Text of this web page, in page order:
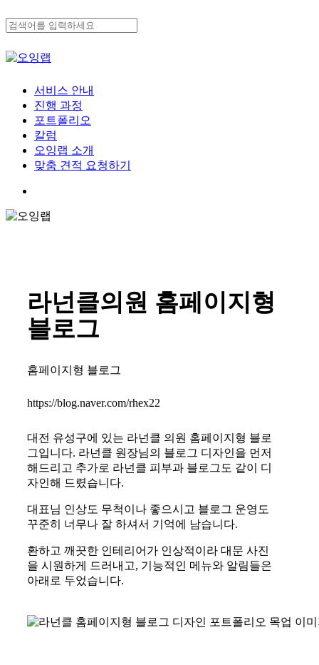
Skip
to
main
content
Close
search
Menu
서비스 안내
진행 과정
포트폴리오
칼럼
오잉랩 소개
맞춤 견적 요청하기
라넌클의원 홈페이지형
블로그
홈페이지형 블로그
https://blog.naver.com/rhex22
대전 유성구에 있는 라넌클 의원 홈페이지형 블로
그입니다. 라넌클 원장님의 블로그 디자인을 먼저
해드리고 추가로 라넌클 피부과 블로그도 같이 디
자인해 드렸습니다.
대표님 인상도 무척이나 좋으시고 블로그 운영도
꾸준히 너무나 잘 하셔서 기억에 남습니다.
환하고 깨끗한 인테리어가 인상적이라 대문 사진
을 시원하게 드러내고, 기능적인 메뉴와 알림들은
아래로 두었습니다.